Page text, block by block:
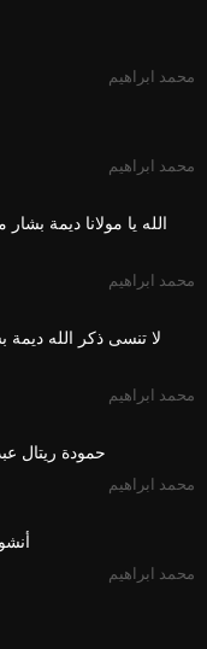
محمد ابراهيم
محمد ابراهيم
الله يا مولانا ديمة
محمد ابراهيم
لا تنسى ذكر الله
محمد ابراهيم
حمودة ريتال
محمد ابراهيم
محمد ابراهيم